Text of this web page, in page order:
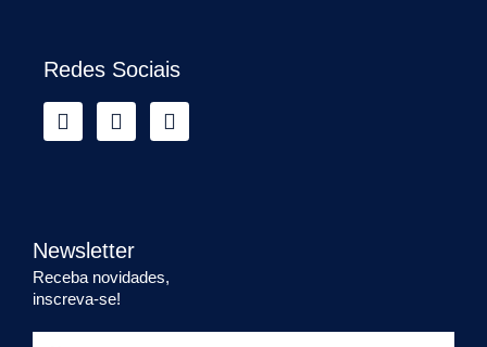
Redes Sociais
Newsletter
Receba novidades,
inscreva-se!